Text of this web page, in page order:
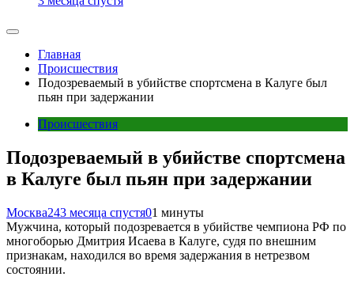
Главная
Происшествия
Подозреваемый в убийстве спортсмена в Калуге был
пьян при задержании
Происшествия
Подозреваемый в убийстве спортсмена
в Калуге был пьян при задержании
Москва243 месяца спустя01 минуты
Мужчина, который подозревается в убийстве чемпиона РФ по
многоборью Дмитрия Исаева в Калуге, судя по внешним
признакам, находился во время задержания в нетрезвом
состоянии.